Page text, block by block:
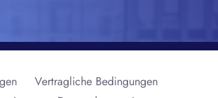
Vertragliche Bedingungen